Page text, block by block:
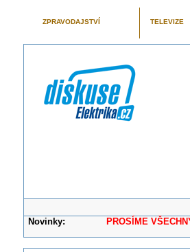
ZPRAVODAJSTVÍ TELEVIZE
Novinky: PROSÍME VŠECHNY